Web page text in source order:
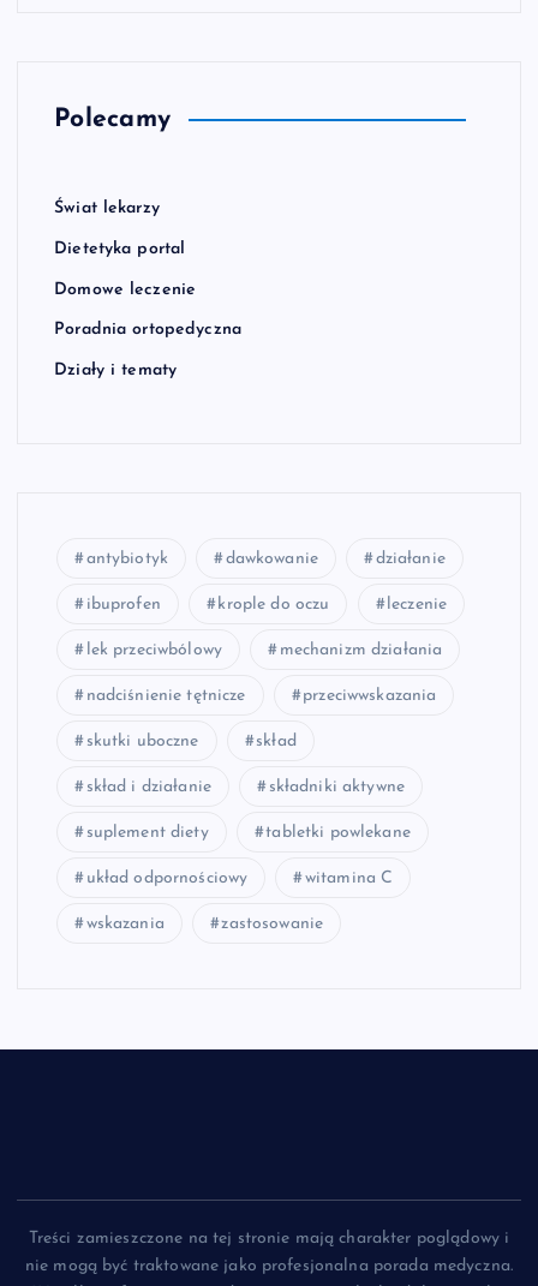
Polecamy
Świat lekarzy
Dietetyka portal
Domowe leczenie
Poradnia ortopedyczna
Działy i tematy
antybiotyk dawkowanie działanie
ibuprofen krople do oczu leczenie
lek przeciwbólowy mechanizm działania
nadciśnienie tętnicze przeciwwskazania
skutki uboczne skład
skład i działanie składniki aktywne
suplement diety tabletki powlekane
układ odpornościowy witamina C
wskazania zastosowanie
Treści zamieszczone na tej stronie mają charakter poglądowy i
nie mogą być traktowane jako profesjonalna porada medyczna.